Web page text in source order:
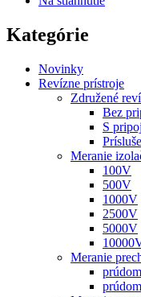
Kategórie
Novinky
Revízne prístroje
Združené
Bez
S
Meranie
100V
500V
1000V
2500V
5000V
Meranie